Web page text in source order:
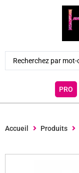
PRO
Accueil Produits